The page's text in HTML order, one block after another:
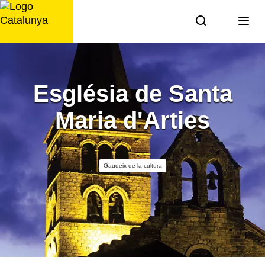
Saltar
al
Església de Santa
Maria d'Arties
Gaudeix de la cultura